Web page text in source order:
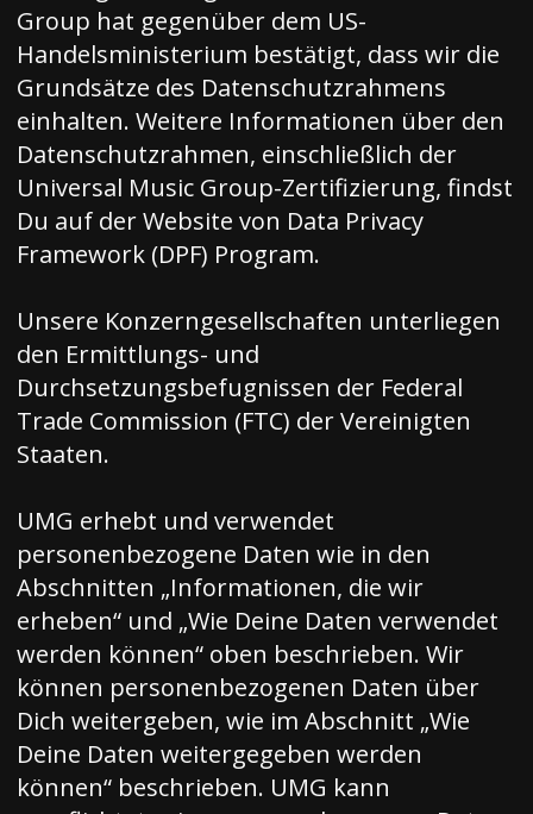
Group hat gegenüber dem US-
Handelsministerium bestätigt, dass wir die
Grundsätze des Datenschutzrahmens
einhalten. Weitere Informationen über den
Datenschutzrahmen, einschließlich der
Universal Music Group-Zertifizierung, findst
Du auf der Website von Data Privacy
Framework (DPF) Program.
Unsere Konzerngesellschaften unterliegen
den Ermittlungs- und
Durchsetzungsbefugnissen der Federal
Trade Commission (FTC) der Vereinigten
Staaten.
UMG erhebt und verwendet
personenbezogene Daten wie in den
Abschnitten „Informationen, die wir
erheben“ und „Wie Deine Daten verwendet
werden können“ oben beschrieben. Wir
können personenbezogenen Daten über
Dich weitergeben, wie im Abschnitt „Wie
Deine Daten weitergegeben werden
können“ beschrieben. UMG kann